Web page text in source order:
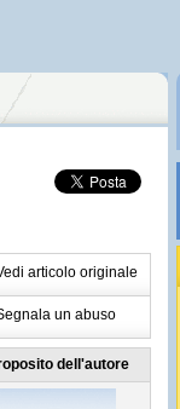
articolo originale
un abuso
dell'autore